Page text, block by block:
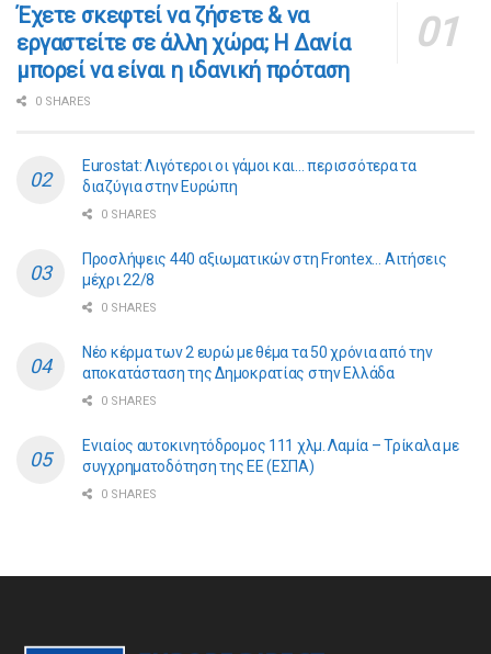
​​Έχετε σκεφτεί να ζήσετε & να
εργαστείτε σε άλλη χώρα; Η Δανία
μπορεί να είναι η ιδανική πρόταση
0 SHARES
Eurostat: Λιγότεροι οι γάμοι και… περισσότερα τα
διαζύγια στην Ευρώπη
0 SHARES
Προσλήψεις 440 αξιωματικών στη Frontex… Αιτήσεις
μέχρι 22/8
0 SHARES
Νέο κέρμα των 2 ευρώ με θέμα τα 50 χρόνια από την
αποκατάσταση της Δημοκρατίας στην Ελλάδα
0 SHARES
Ενιαίος αυτοκινητόδρομος 111 χλμ. Λαμία – Τρίκαλα με
συγχρηματοδότηση της ΕE (ΕΣΠΑ)
0 SHARES